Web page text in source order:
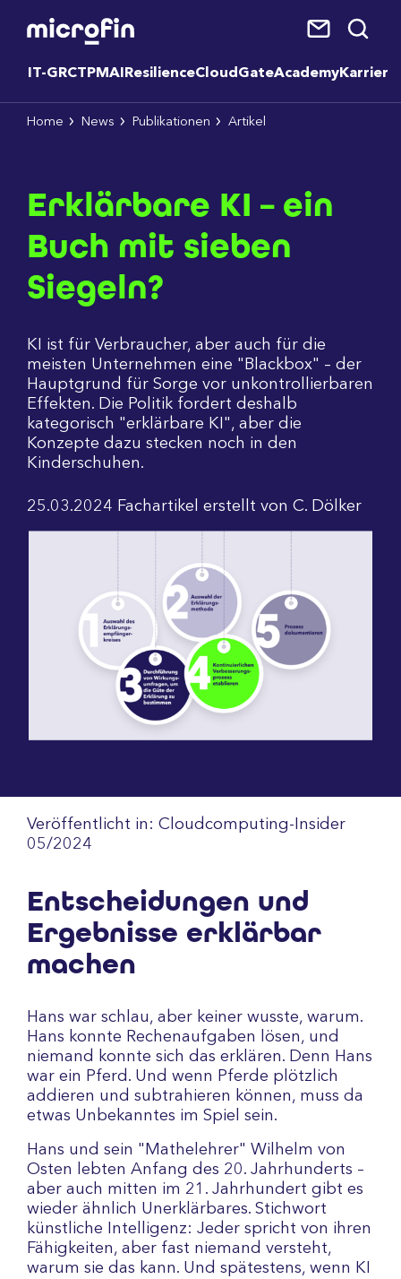
IT-GRCTPMAI ResilienceCloudGateAcademyKarriere
Home News Publikationen Artikel
Erklärbare KI – ein
Buch mit sieben
Siegeln?
KI ist für Verbraucher, aber auch für die
meisten Unternehmen eine "Blackbox" – der
Hauptgrund für Sorge vor unkontrollierbaren
Effekten. Die Politik fordert deshalb
kategorisch "erklärbare KI", aber die
Konzepte dazu stecken noch in den
Kinderschuhen.
25.03.2024 Fachartikel erstellt von C. Dölker
Veröffentlicht in: Cloudcomputing-Insider
05/2024
Entscheidungen und
Ergebnisse erklärbar
machen
Hans war schlau, aber keiner wusste, warum.
Hans konnte Rechenaufgaben lösen, und
niemand konnte sich das erklären. Denn Hans
war ein Pferd. Und wenn Pferde plötzlich
addieren und subtrahieren können, muss da
etwas Unbekanntes im Spiel sein.
Hans und sein "Mathelehrer" Wilhelm von
Osten lebten Anfang des 20. Jahrhunderts –
aber auch mitten im 21. Jahrhundert gibt es
wieder ähnlich Unerklärbares. Stichwort
künstliche Intelligenz: Jeder spricht von ihren
Fähigkeiten, aber fast niemand versteht,
warum sie das kann. Und spätestens, wenn KI